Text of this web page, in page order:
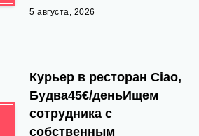
5 августа, 2026
Курьер в ресторан Ciao,
Будва45€/деньИщем
сотрудника с
собственным